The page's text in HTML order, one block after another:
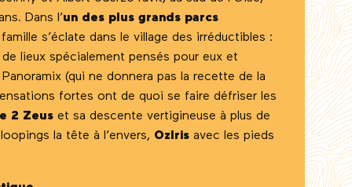
Dans l’un des plus grands parcs
s’éclate dans le village des irréductibles :
lieux spécialement pensés pour eux et
(qui ne donnera pas la recette de la
fortes ont de quoi se faire défriser les
2 Zeus et sa descente vertigineuse à plus de
la tête à l’envers, OzIris avec les pieds